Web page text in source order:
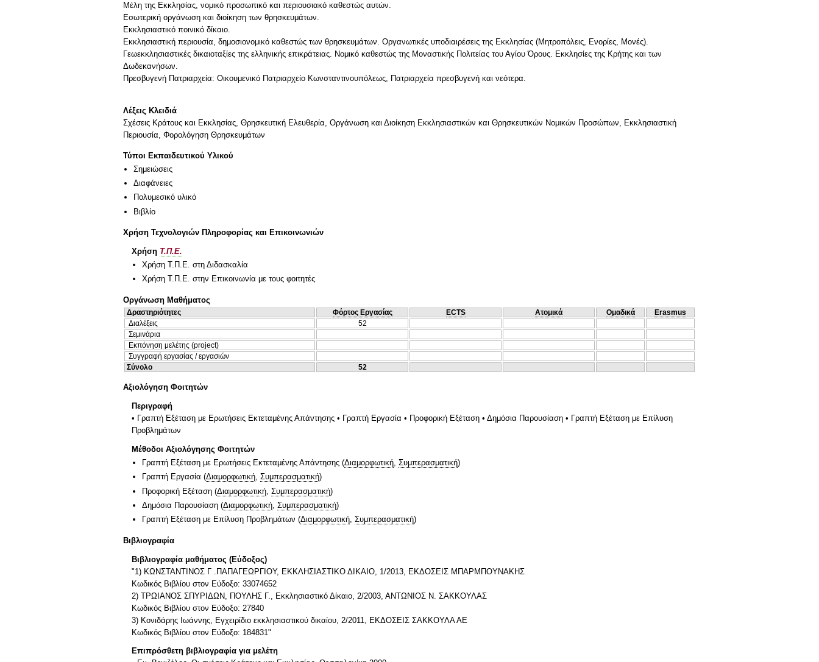
Μέλη της Εκκλησίας, νομικό προσωπικό και περιουσιακό καθεστώς αυτών.
Εσωτερική οργάνωση και διοίκηση των θρησκευμάτων.
Εκκλησιαστικό ποινικό δίκαιο.
Εκκλησιαστική περιουσία, δημοσιονομικό καθεστώς των θρησκευμάτων. Οργανωτικές υποδιαιρέσεις της Εκκλησίας (Μητροπόλεις, Ενορίες, Μονές).
Γεωεκκλησιαστικές δικαιοταξίες της ελληνικής επικράτειας. Νομικό καθεστώς της Μοναστικής Πολιτείας του Αγίου Όρους. Εκκλησίες της Κρήτης και των
Δωδεκανήσων.
Πρεσβυγενή Πατριαρχεία: Οικουμενικό Πατριαρχείο Κωνσταντινουπόλεως, Πατριαρχεία πρεσβυγενή και νεότερα.
Λέξεις Κλειδιά
Σχέσεις Κράτους και Εκκλησίας, Θρησκευτική Ελευθερία, Οργάνωση και Διοίκηση Εκκλησιαστικών και Θρησκευτικών Νομικών Προσώπων, Εκκλησιαστική
Περιουσία, Φορολόγηση Θρησκευμάτων
Τύποι Εκπαιδευτικού Υλικού
Σημειώσεις
Διαφάνειες
Πολυμεσικό υλικό
Βιβλίο
Χρήση Τεχνολογιών Πληροφορίας και Επικοινωνιών
Χρήση Τ.Π.Ε.
Χρήση Τ.Π.Ε. στη Διδασκαλία
Χρήση Τ.Π.Ε. στην Επικοινωνία με τους φοιτητές
Οργάνωση Μαθήματος
Δραστηριότητες Φόρτος Εργασίας ECTS Ατομικά Ομαδικά
Erasmus
Διαλέξεις
52
Σεμινάρια
Εκπόνηση μελέτης (project)
Συγγραφή εργασίας / εργασιών
Σύνολο
52
Αξιολόγηση Φοιτητών
Περιγραφή
• Γραπτή Εξέταση με Ερωτήσεις Εκτεταμένης Απάντησης • Γραπτή Εργασία • Προφορική Εξέταση • Δημόσια Παρουσίαση • Γραπτή Εξέταση με Επίλυση
Προβλημάτων
Μέθοδοι Αξιολόγησης Φοιτητών
Γραπτή Εξέταση με Ερωτήσεις Εκτεταμένης Απάντησης (Διαμορφωτική Συμπερασματική)
Γραπτή Εργασία (Διαμορφωτική, Συμπερασματική)
Προφορική Εξέταση (Διαμορφωτική Συμπερασματική)
Δημόσια Παρουσίαση (Διαμορφωτική Συμπερασματική)
Γραπτή Εξέταση με Επίλυση Προβλημάτων (Διαμορφωτική, Συμπερασματική)
Βιβλιογραφία
Βιβλιογραφία μαθήματος (Εύδοξος)
"1) ΚΩΝΣΤΑΝΤΙΝΟΣ Γ .ΠΑΠΑΓΕΩΡΓΙΟΥ, ΕΚΚΛΗΣΙΑΣΤΙΚΟ ΔΙΚΑΙΟ, 1/2013, ΕΚΔΟΣΕΙΣ ΜΠΑΡΜΠΟΥΝΑΚΗΣ
Κωδικός Βιβλίου στον Εύδοξο: 33074652
2) ΤΡΩΙΑΝΟΣ ΣΠΥΡΙΔΩΝ, ΠΟΥΛΗΣ Γ., Εκκλησιαστικό Δίκαιο, 2/2003, ΑΝΤΩΝΙΟΣ Ν. ΣΑΚΚΟΥΛΑΣ
Κωδικός Βιβλίου στον Εύδοξο: 27840
3) Κονιδάρης Ιωάννης, Εγχειρίδιο εκκλησιαστικού δικαίου, 2/2011, ΕΚΔΟΣΕΙΣ ΣΑΚΚΟΥΛΑ ΑΕ
Κωδικός Βιβλίου στον Εύδοξο: 184831"
Επιπρόσθετη βιβλιογραφία για μελέτη